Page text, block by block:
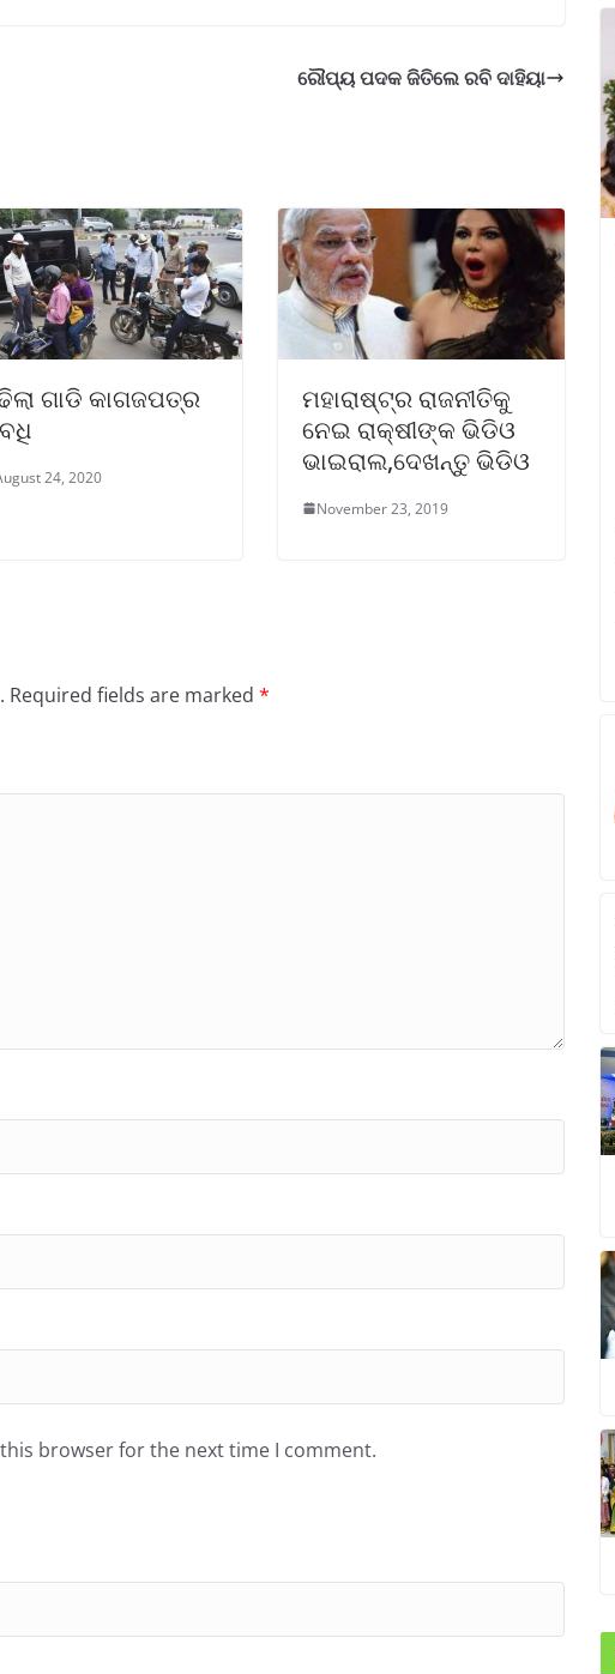
ରୌପ୍ୟ ପଦକ ଜିତିଲେ ରବି ଦାହିୟା
ଗାଡି କାଗଜପତ୍ର
24, 2020
ମହାରାଷ୍ଟ୍ର ରାଜନୀତିକୁ
ନେଇ ରାକ୍ଷୀଙ୍କ ଭିଡିଓ
ଭାଇରାଲ,ଦେଖନ୍ତୁ ଭିଡିଓ
November 23, 2019
Required fields are marked *
browser for the next time I comment.